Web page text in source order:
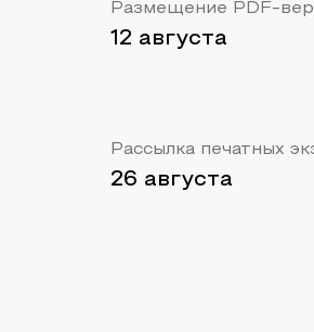
Размещение PDF-
12 августа
Рассылка печатных
26 августа